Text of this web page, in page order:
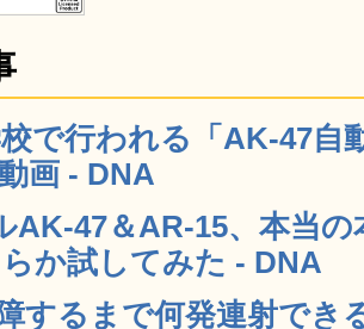
で行われる「AK-47自
画 - DNA
AK-47＆AR-15、本当
か試してみた - DNA
するまで何発連射でき